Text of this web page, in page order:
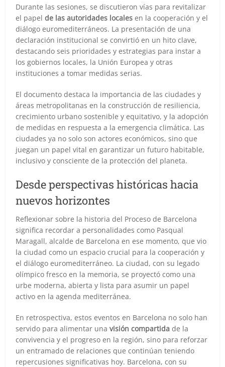
Durante las sesiones, se discutieron vías para revitalizar
el papelde las autoridades locales en la cooperación y el
diálogo euromediterráneos. La presentación de una
declaración institucional se convirtió en un hito clave,
destacando seis prioridades y estrategias para instar a
los gobiernos locales, la Unión Europea y otras
instituciones a tomar medidas serias.
El documento destaca la importancia de las ciudades y
áreas metropolitanas en la construcción de resiliencia,
crecimiento urbano sostenible y equitativo, y la adopción
de medidas en respuesta a la emergencia climática. Las
ciudades ya no solo son actores económicos, sino que
juegan un papel vital en garantizar un futuro habitable,
inclusivo y consciente de la protección del planeta.
Desde perspectivas históricas hacia
nuevos horizontes
Reflexionar sobre la historia del Proceso de Barcelona
significa recordar a personalidades como Pasqual
Maragall, alcalde de Barcelona en ese momento, que vio
la ciudad como un espacio crucial para la cooperación y
el diálogo euromediterráneo. La ciudad, con su legado
olímpico fresco en la memoria, se proyectó como una
urbe moderna, abierta y lista para asumir un papel
activo en la agenda mediterránea.
En retrospectiva, estos eventos en Barcelona no solo han
servido para alimentar unavisión compartida de la
convivencia y el progreso en la región, sino para reforzar
un entramado de relaciones que continúan teniendo
repercusiones significativas hoy. Barcelona, con su